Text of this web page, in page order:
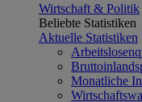
Wirtschaft & Politik
Beliebte Statistiken
Aktuelle Statistiken
Monatliche